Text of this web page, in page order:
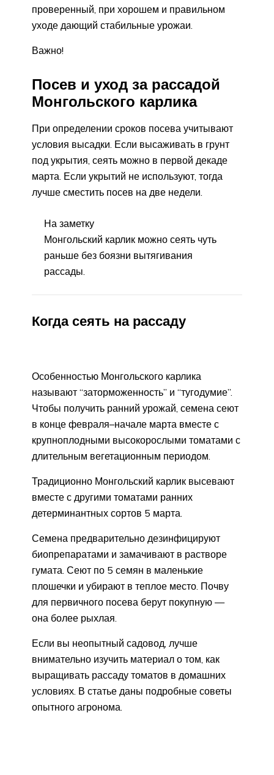
проверенный, при хорошем и правильном
уходе дающий стабильные урожаи.
Важно!
Посев и уход за рассадой
Монгольского карлика
При определении сроков посева учитывают
условия высадки. Если высаживать в грунт
под укрытия, сеять можно в первой декаде
марта. Если укрытий не используют, тогда
лучше сместить посев на две недели.
На заметку
Монгольский карлик можно сеять чуть
раньше без боязни вытягивания
рассады.
Когда сеять на рассаду
Особенностью Монгольского карлика
называют “заторможенность” и “тугодумие”.
Чтобы получить ранний урожай, семена сеют
в конце февраля–начале марта вместе с
крупноплодными высокорослыми томатами с
длительным вегетационным периодом.
Традиционно Монгольский карлик высевают
вместе с другими томатами ранних
детерминантных сортов 5 марта.
Семена предварительно дезинфицируют
биопрепаратами и замачивают в растворе
гумата. Сеют по 5 семян в маленькие
плошечки и убирают в теплое место. Почву
для первичного посева берут покупную —
она более рыхлая.
Если вы неопытный садовод, лучше
внимательно изучить материал о том, как
выращивать рассаду томатов в домашних
условиях. В статье даны подробные советы
опытного агронома.